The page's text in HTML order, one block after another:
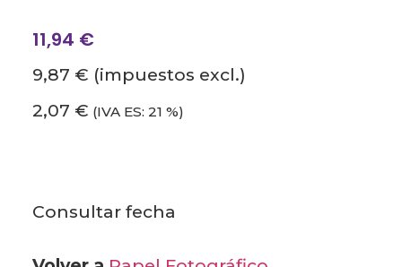
11,94 €
9,87 € (impuestos excl.)
2,07 € (IVA ES: 21 %)
Consultar fecha